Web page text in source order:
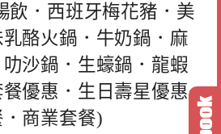
飲．西班牙梅花豬．美
酪火鍋．牛奶鍋．麻
沙鍋．生蠔鍋．龍蝦
優惠．生日壽星優惠
商業套餐)